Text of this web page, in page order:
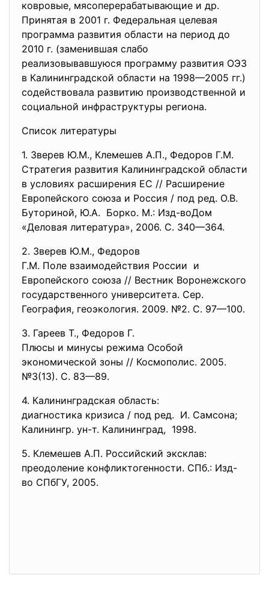
ковровые, мясоперерабатывающие и др.
Принятая в 2001 г. Федеральная целевая
программа развития области на период до
2010 г. (заменившая слабо
реализовывавшуюся программу развития ОЭЗ
в Калининградской области на 1998—2005 гг.)
содействовала развитию производственной и
социальной инфраструктуры региона.
Список литературы
1. Зверев Ю.М., Клемешев А.П., Федоров Г.М.
Стратегия развития Калининградской области
в условиях расширения ЕС // Расширение
Европейского союза и Россия / под ред. О.В.
Буториной, Ю.А. Борко. М.: Изд-воДом
«Деловая литература», 2006. С. 340—364.
2. Зверев Ю.М., Федоров
Г.М. Поле взаимодействия России и
Европейского союза // Вестник Воронежского
государственного университета. Сер.
География, геоэкология. 2009. №2. С. 97—100.
3. Гареев Т., Федоров Г.
Плюсы и минусы режима Особой
экономической зоны // Космополис. 2005.
№3(13). С. 83—89.
4. Калининградская область:
диагностика кризиса / под ред. И. Самсона;
Калинингр. ун-т. Калининград, 1998.
5. Клемешев А.П. Российский эксклав:
преодоление конфликтогенности. СПб.: Изд-
во СПбГУ, 2005.